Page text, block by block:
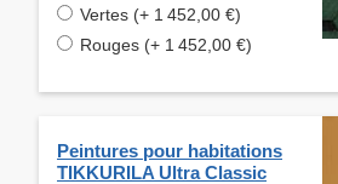
Vertes (+ 1 452,00 €)
Rouges (+ 1 452,00 €)
Peintures pour habitations
TIKKURILA Ultra Classic